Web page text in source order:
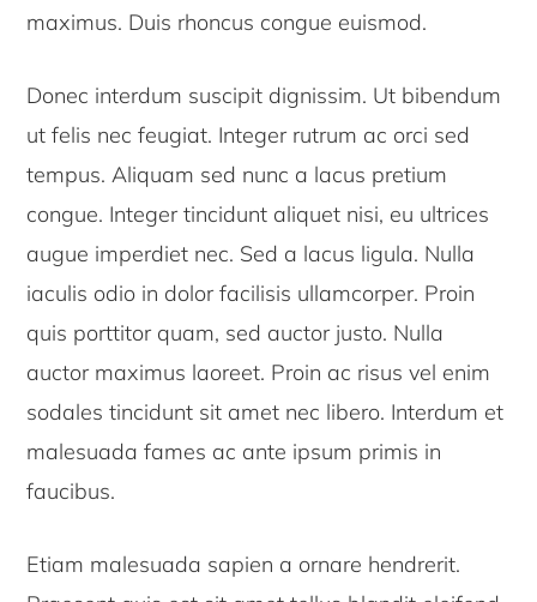
maximus. Duis rhoncus congue euismod.
Donec interdum suscipit dignissim. Ut bibendum
ut felis nec feugiat. Integer rutrum ac orci sed
tempus. Aliquam sed nunc a lacus pretium
congue. Integer tincidunt aliquet nisi, eu ultrices
augue imperdiet nec. Sed a lacus ligula. Nulla
iaculis odio in dolor facilisis ullamcorper. Proin
quis porttitor quam, sed auctor justo. Nulla
auctor maximus laoreet. Proin ac risus vel enim
sodales tincidunt sit amet nec libero. Interdum et
malesuada fames ac ante ipsum primis in
faucibus.
Etiam malesuada sapien a ornare hendrerit.